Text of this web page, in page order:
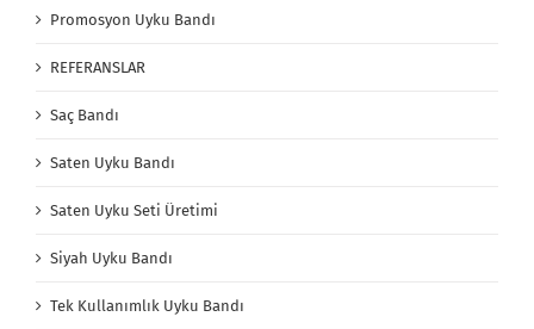
Promosyon Uyku Bandı
REFERANSLAR
Saç Bandı
Saten Uyku Bandı
Saten Uyku Seti Üretimi
Siyah Uyku Bandı
Tek Kullanımlık Uyku Bandı